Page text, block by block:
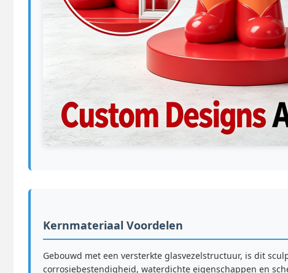
Kernmateriaal Voordelen
Gebouwd met een versterkte glasvezelstructuur, is dit
corrosiebestendigheid, waterdichte eigenschappen en